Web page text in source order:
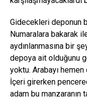
Gidecekleri deponun
Numaralara bakarak
aydınlanmasına bir
depoya ait olduğunu
yoktu. Arabayı
İçeri girerken
adam bu manzaranın